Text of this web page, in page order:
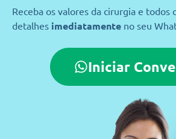
Receba os valores da cirurgia e todos
detalhes imediatamente no seu
Iniciar